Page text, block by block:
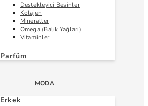
Destekleyici Besinler
Kolajen
Mineraller
Omega (Balık Yağları)
Vitaminler
Parfüm
MODA
Erkek